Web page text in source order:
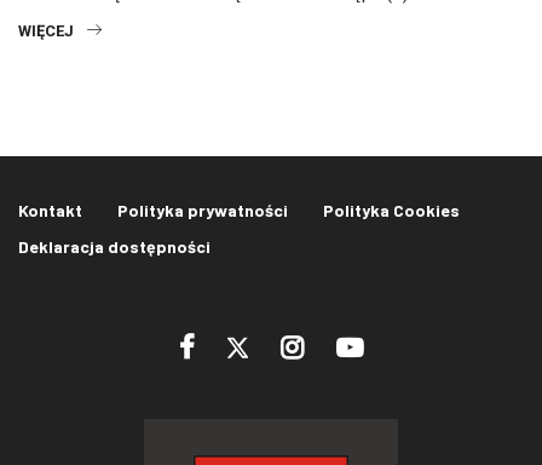
WIĘCEJ
Kontakt Polityka prywatności
Polityka Cookies
Deklaracja dostępności